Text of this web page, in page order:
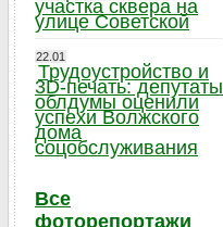
участка сквера на
улице Советской
22.01
Трудоустройство и
3D-печать: депутаты
облдумы оценили
успехи Волжского
дома
соцобслуживания
Все
фоторепортажи